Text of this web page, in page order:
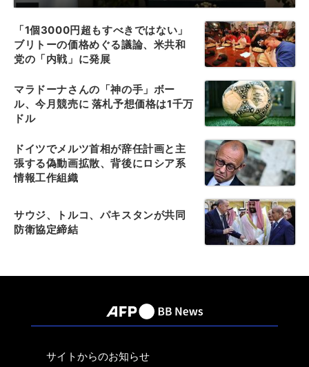
「1個3000円超もすべきではない」
ブリトーの価格めぐる議論、米共和
党の「内戦」に発展
マラドーナさんの「神の手」ボー
ル、今月競売に 落札予想価格は1千万
ドル
ドイツでメルツ首相が辞任計画と主
張する偽動画拡散、背後にロシア系
情報工作組織
サウジ、トルコ、パキスタンが共同
防衛協定締結
サイトからのお知らせ